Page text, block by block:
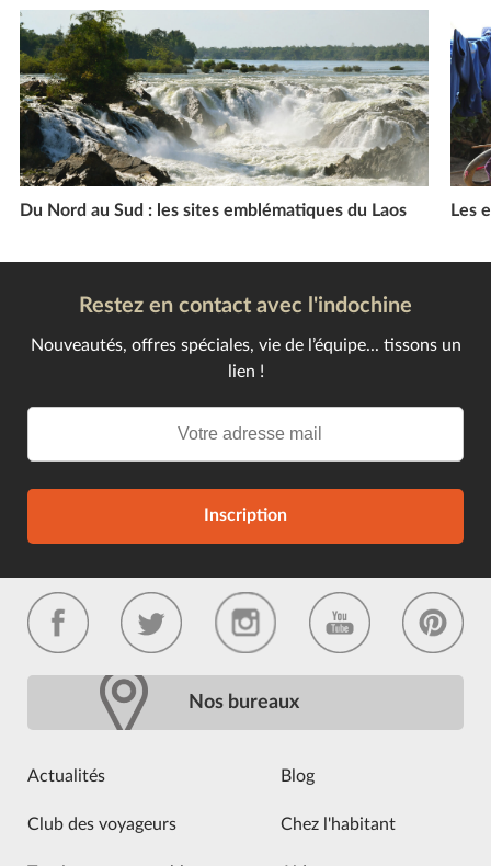
Du Nord au Sud : les sites emblématiques du Laos Les
Restez en contact avec l'indochine
Nouveautés, offres spéciales, vie de l’équipe... tissons un
lien !
Inscription
Nos bureaux
Actualités Blog
Club des voyageurs Chez l'habitant